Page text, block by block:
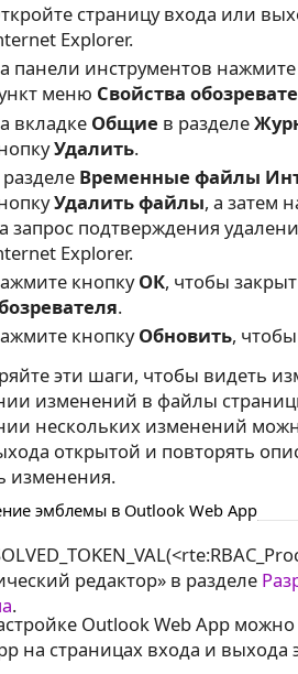
страницу входа или
Explorer.
панели инструментов
меню Свойства
вкладке Общие в разделе
Удалить.
Временные файлы
Удалить файлы, а затем
запрос подтверждения
Explorer.
кнопкуОК, чтобы
.
кнопкуОбновить,
эти шаги, чтобы видеть
изменений в файлы
нескольких изменений
открытой и повторять
изменения.
эмблемы в Outlook Web App
редактор» в разделе
.
Outlook Web App
на страницах входа и